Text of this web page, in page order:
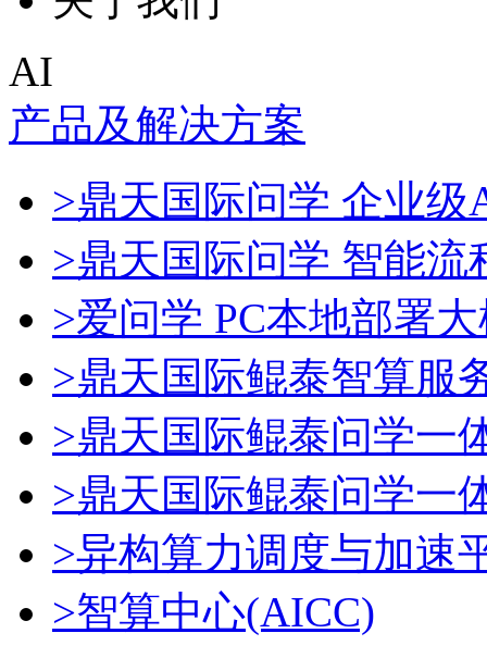
AI
产品及解决方案
>鼎天国际问学 企业级
>鼎天国际问学 智能流
>爱问学 PC本地部署
>鼎天国际鲲泰智算服
>鼎天国际鲲泰问学一
>鼎天国际鲲泰问学一
>异构算力调度与加速
>智算中心(AICC)